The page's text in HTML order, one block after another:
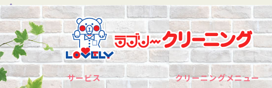
サービス クリーニングメニュー